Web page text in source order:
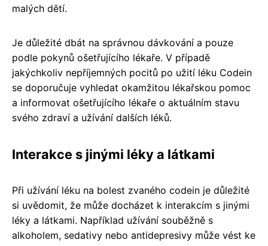
malých dětí.
Je důležité dbát na správnou dávkování a pouze
podle pokynů ošetřujícího lékaře. V případě
jakýchkoliv nepříjemných pocitů po užití léku Codein
se doporučuje vyhledat okamžitou lékařskou pomoc
a informovat ošetřujícího lékaře o aktuálním stavu
svého zdraví a užívání dalších léků.
Interakce s jinými léky a látkami
Při užívání léku na bolest zvaného codein je důležité
si uvědomit, že může docházet k interakcím s jinými
léky a látkami. Například užívání souběžně s
alkoholem, sedativy nebo antidepresivy může vést ke